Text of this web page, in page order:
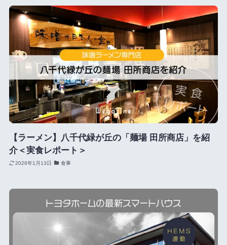
【ラーメン】八千代緑が丘の「麺場 田所商店」を紹
介＜実食レポート＞
2026年1月13日 食事